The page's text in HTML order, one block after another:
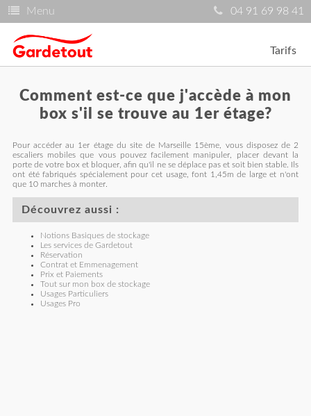
Menu 04 91 69 98 41
Tarifs
Comment est-ce que j'accède à mon
box s'il se trouve au 1er étage?
Pour accéder au 1er étage du site de Marseille 15ème, vous disposez de 2
escaliers mobiles que vous pouvez facilement manipuler, placer devant la
porte de votre box et bloquer, afin qu'il ne se déplace pas et soit bien stable. Ils
ont été fabriqués spécialement pour cet usage, font 1,45m de large et n'ont
que 10 marches à monter.
Découvrez aussi :
Notions Basiques de stockage
Les services de Gardetout
Réservation
Contrat et Emmenagement
Prix et Paiements
Tout sur mon box de stockage
Usages Particuliers
Usages Pro